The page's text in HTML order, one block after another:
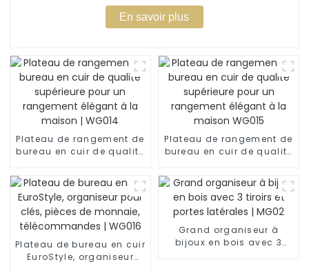
En savoir plus
Plateau de rangement de
bureau en cuir de qualité
rangement élégant à la
maison | WG014
Plateau de rangement de
bureau en cuir de qualité
rangement élégant à la
maison WG015
Plateau de bureau en cuir
EuroStyle, organiseur
Grand organiseur à
bijoux en bois avec 3